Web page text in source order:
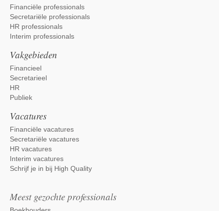
Financiële professionals
Secretariële professionals
HR professionals
Interim professionals
Vakgebieden
Financieel
Secretarieel
HR
Publiek
Vacatures
Financiële vacatures
Secretariële vacatures
HR vacatures
Interim vacatures
Schrijf je in bij High Quality
Meest gezochte professionals